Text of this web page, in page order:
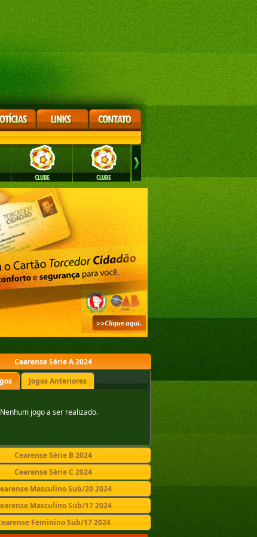
Cearense Série A 2024
Jogos Anteriores
Nenhum jogo a ser realizado.
Cearense Série B 2024
Cearense Série C 2024
Masculino Sub/20 2024
Masculino Sub/17 2024
Feminino Sub/17 2024